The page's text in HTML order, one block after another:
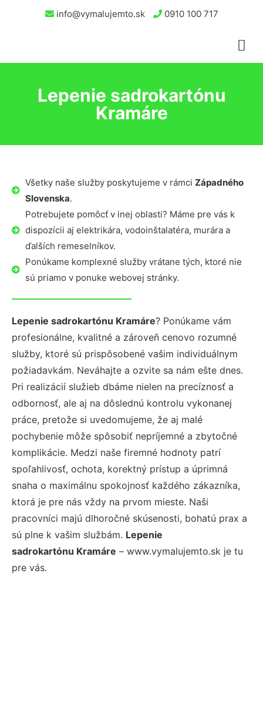
info@vymalujemto.sk 0910 100 717
Lepenie sadrokartónu
Kramáre
Všetky naše služby poskytujeme v rámci Západného
Slovenska.
Potrebujete pomôcť v inej oblasti? Máme pre vás k
dispozícii aj elektrikára, vodoinštalatéra, murára a
ďalších remeselníkov.
Ponúkame komplexné služby vrátane tých, ktoré nie
sú priamo v ponuke webovej stránky.
Lepenie sadrokartónu Kramáre? Ponúkame vám
profesionálne, kvalitné a zároveň cenovo rozumné
služby, ktoré sú prispôsobené vašim individuálnym
požiadavkám. Neváhajte a ozvite sa nám ešte dnes.
Pri realizácií služieb dbáme nielen na precíznosť a
odbornosť, ale aj na dôslednú kontrolu vykonanej
práce, pretože si uvedomujeme, že aj malé
pochybenie môže spôsobiť nepríjemné a zbytočné
komplikácie. Medzi naše firemné hodnoty patrí
spoľahlivosť, ochota, korektný prístup a úprimná
snaha o maximálnu spokojnosť každého zákazníka,
ktorá je pre nás vždy na prvom mieste. Naši
pracovníci majú dlhoročné skúsenosti, bohatú prax a
sú plne k vašim službám. Lepenie
sadrokartónu Kramáre – www.vymalujemto.sk je tu
pre vás.